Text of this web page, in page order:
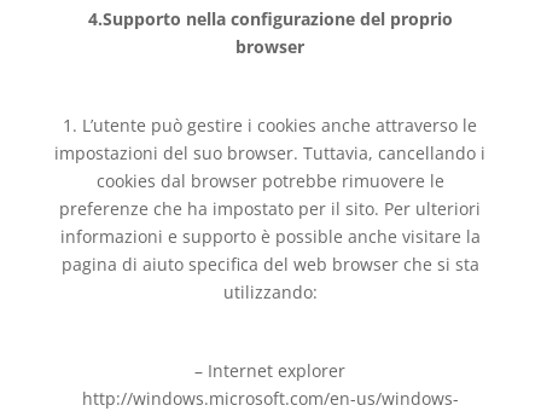
4.Supporto nella configurazione del proprio
browser
1. L’utente può gestire i cookies anche attraverso le
impostazioni del suo browser. Tuttavia, cancellando i
cookies dal browser potrebbe rimuovere le
preferenze che ha impostato per il sito. Per ulteriori
informazioni e supporto è possible anche visitare la
pagina di aiuto specifica del web browser che si sta
utilizzando:
– Internet explorer
http://windows.microsoft.com/en-us/windows-